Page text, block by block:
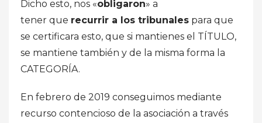
Dicho esto, nos «obligaron» a
tener que recurrir a los tribunales para que
se certificara esto, que si mantienes el TÍTULO,
se mantiene también y de la misma forma la
CATEGORÍA.
En febrero de 2019 conseguimos mediante
recurso contencioso de la asociación a través